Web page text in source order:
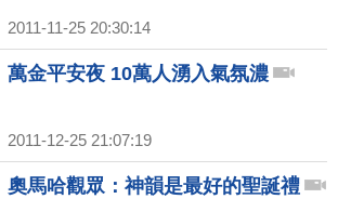
2011-11-25 20:30:14
萬金平安夜 10萬人湧入氣氛濃
2011-12-25 21:07:19
奧馬哈觀眾：神韻是最好的聖誕禮